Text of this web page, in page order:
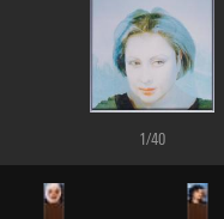
1/40